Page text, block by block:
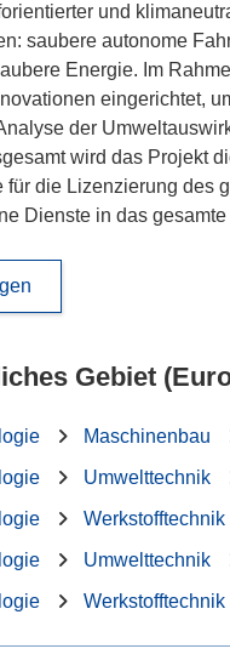
und
saubere autonome
Energie. Im
eingerichtet,
der
wird das Projekt
für die Lizenzierung des
Dienste in das
Gebiet
Maschinenbau
Umwelttechnik
Werkstofftechnik
Umwelttechnik
Werkstofftechnik